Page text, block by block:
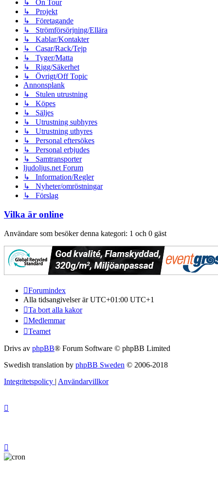
↳ On Tour
↳ Projekt
↳ Företagande
↳ Strömförsörjning/Ellära
↳ Kablar/Kontakter
↳ Casar/Rack/Tejp
↳ Tyger/Matta
↳ Rigg/Säkerhet
↳ Övrigt/Off Topic
Annonsplank
↳ Stulen utrustning
↳ Köpes
↳ Säljes
↳ Utrustning subhyres
↳ Utrustning uthyres
↳ Personal eftersökes
↳ Personal erbjudes
↳ Samtransporter
ljudoljus.net Forum
↳ Information/Regler
↳ Nyheter/omröstningar
↳ Förslag
Vilka är online
Användare som besöker denna kategori: 1 och 0 gäst
Forumindex
Alla tidsangivelser är UTC+01:00 UTC+1
Ta bort alla kakor
Medlemmar
Teamet
Drivs av phpBB® Forum Software © phpBB Limited
Swedish translation by phpBB Sweden © 2006-2018
Integritetspolicy | Användarvillkor